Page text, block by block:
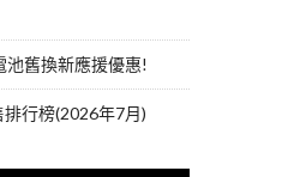
舊換新應援優惠!
行榜(2026年7月)